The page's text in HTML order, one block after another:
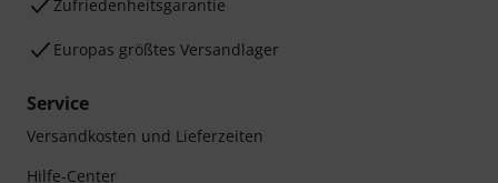
Zufriedenheitsgarantie
Europas größtes Versandlager
Service
Versandkosten und Lieferzeiten
Hilfe-Center